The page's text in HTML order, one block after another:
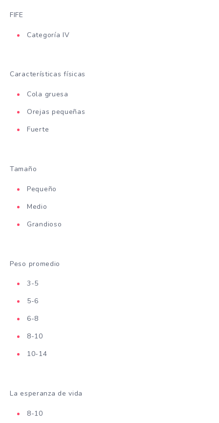
FIFE
Categoría IV
Características físicas
Cola gruesa
Orejas pequeñas
Fuerte
Tamaño
Pequeño
Medio
Grandioso
Peso promedio
3-5
5-6
6-8
8-10
10-14
La esperanza de vida
8-10